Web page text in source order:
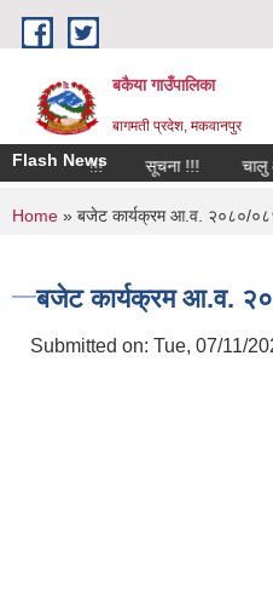
Skip to main content
बकैया गाउँपालिका
बागमती प्रदेश, मकवानपुर
Flash News
सूचना !!! सूचना !!! चालु
You are here
Home » बजेट कार्यक्रम आ.व. २०८०/
बजेट कार्यक्रम आ.व.
Submitted on: Tue, 07/11/